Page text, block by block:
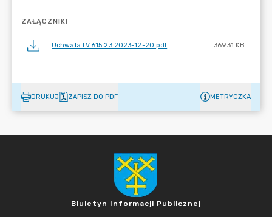
ZAŁĄCZNIKI
Uchwała.LV.615.23.2023-12-20.pdf 369.31 KB
DRUKUJ ZAPISZ DO PDF METRYCZKA
Biuletyn Informacji Publicznej